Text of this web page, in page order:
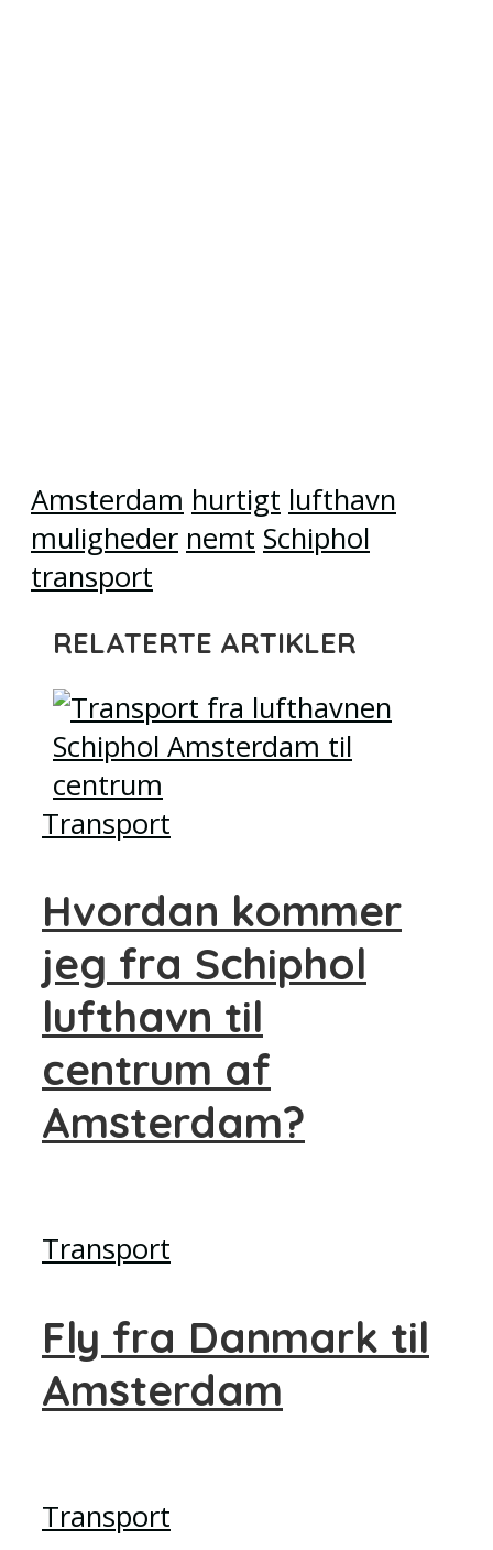
Amsterdam hurtigt lufthavn
muligheder nemt Schiphol
transport
RELATERTE ARTIKLER
Transport
Hvordan kommer
jeg fra Schiphol
lufthavn til
centrum af
Amsterdam?
Transport
Fly fra Danmark til
Amsterdam
Transport